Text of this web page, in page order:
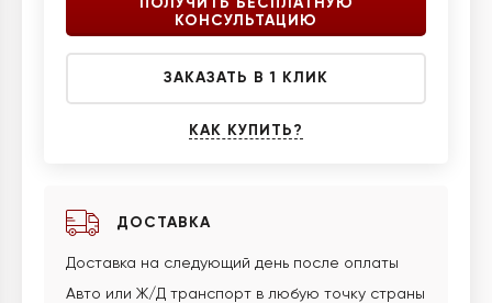
ПОЛУЧИТЬ БЕСПЛАТНУЮ
КОНСУЛЬТАЦИЮ
ЗАКАЗАТЬ В 1 КЛИК
КАК КУПИТЬ?
ДОСТАВКА
Доставка на следующий день после оплаты
Авто или Ж/Д транспорт в любую точку страны